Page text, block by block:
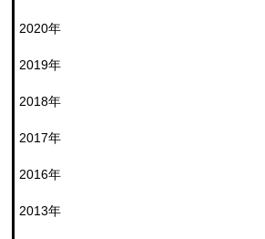
2020年
2019年
2018年
2017年
2016年
2013年